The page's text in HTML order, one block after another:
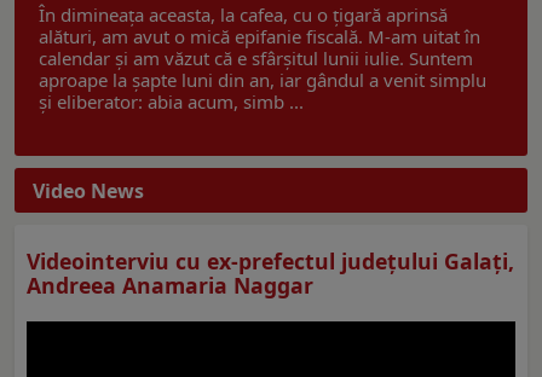
În dimineața aceasta, la cafea, cu o țigară aprinsă
alături, am avut o mică epifanie fiscală. M-am uitat în
calendar și am văzut că e sfârșitul lunii iulie. Suntem
aproape la șapte luni din an, iar gândul a venit simplu
și eliberator: abia acum, simb ...
Video News
Videointerviu cu ex-prefectul judeţului Galaţi,
Andreea Anamaria Naggar